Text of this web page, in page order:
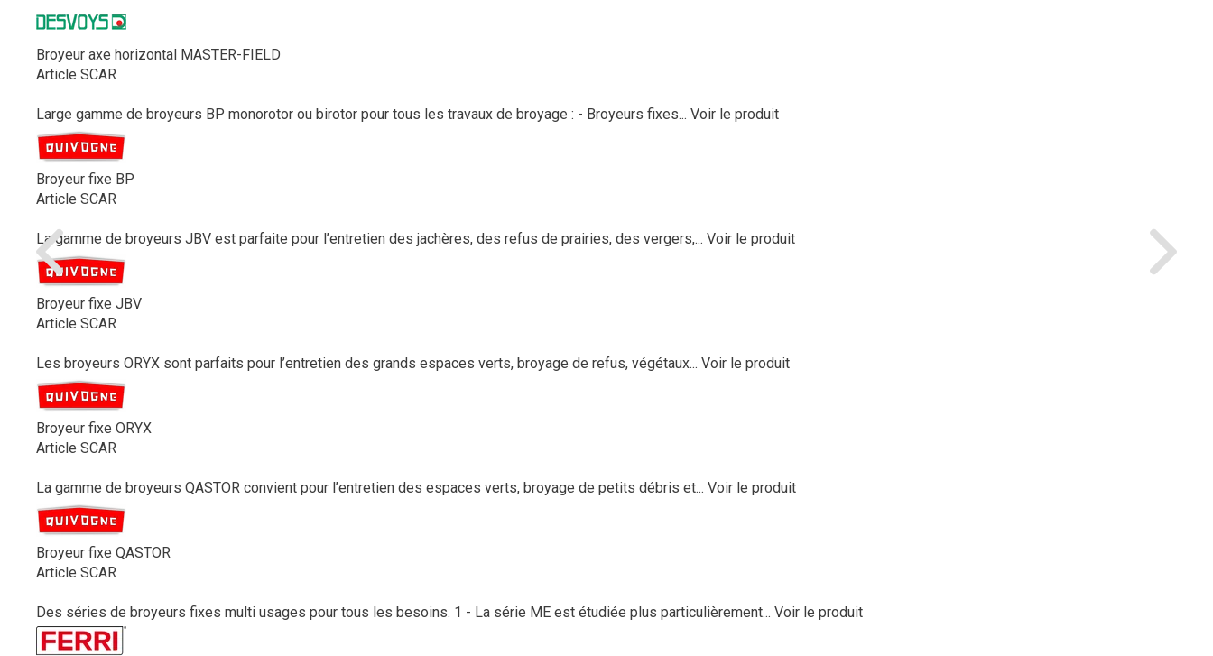
Broyeur axe horizontal MASTER-FIELD
Article SCAR
Large gamme de broyeurs BP monorotor ou birotor pour tous les travaux de broyage : - Broyeurs fixes... Voir le produit
Broyeur fixe BP
Article SCAR
La gamme de broyeurs JBV est parfaite pour l’entretien des jachères, des refus de prairies, des vergers,... Voir le produit
Broyeur fixe JBV
Article SCAR
Les broyeurs ORYX sont parfaits pour l’entretien des grands espaces verts, broyage de refus, végétaux... Voir le produit
Broyeur fixe ORYX
Article SCAR
La gamme de broyeurs QASTOR convient pour l’entretien des espaces verts, broyage de petits débris et... Voir le produit
Broyeur fixe QASTOR
Article SCAR
Des séries de broyeurs fixes multi usages pour tous les besoins. 1 - La série ME est étudiée plus particulièrement... Voir le produit